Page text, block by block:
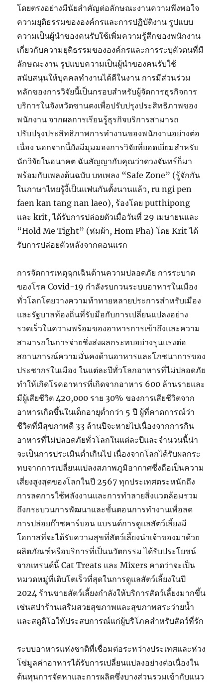
โดยตรงอย่างมีนัยสำคัญต่อลักษณะงานความพึงพอใจ
ความยุติธรรมขององค์กรและการปฏิบัติงาน รูปแบบ
ความเป็นผู้นำของคนรับใช้เพิ่มความรู้สึกของพนักงาน
เกี่ยวกับความยุติธรรมขององค์กรและการระบุตัวตนที่มี
ลักษณะงาน รูปแบบความเป็นผู้นำของคนรับใช้
สนับสนุนให้บุคคลทำงานได้ดีในงาน การมีส่วนร่วม
หลักของการวิจัยนี้เป็นกรอบสำหรับผู้จัดการธุรกิจการ
บริการในจังหวัดซานตงเพื่อปรับปรุงประสิทธิภาพของ
พนักงาน จากผลการเรียนรู้ธุรกิจบริการสามารถ
ปรับปรุงประสิทธิภาพการทำงานของพนักงานอย่างต่อ
เนื่อง นอกจากนี้ยังมีมุมมองการวิจัยที่ยอดเยี่ยมสำหรับ
นักวิจัยในอนาคต ฉันสัญญากับคุณว่าดวงจันทร์ก็มา
พร้อมกับเพลงต้นฉบับ บทเพลง “Safe Zone” (รู้จักกัน
ในภาษาไทยรู้งี้เป็นแฟนกันตั้งนานแล้ว, ru ngi pen
faen kan tang nan laeo), ร้องโดย putthipong
และ krit, ได้รับการปล่อยตัวเมื่อวันที่ 29 เมษายนและ
“Hold Me Tight” (ห่มผ้า, Hom Pha) โดย Krit ได้
รับการปล่อยตัวหลังจากตอนแรก
การจัดการเหตุฉุกเฉินด้านความปลอดภัย การระบาด
ของโรค Covid-19 กำลังรบกวนระบบอาหารในเมือง
ทั่วโลกโดยวางความท้าทายหลายประการสำหรับเมือง
และรัฐบาลท้องถิ่นที่รับมือกับการเปลี่ยนแปลงอย่าง
รวดเร็วในความพร้อมของอาหารการเข้าถึงและความ
สามารถในการจ่ายซึ่งส่งผลกระทบอย่างรุนแรงต่อ
สถานการณ์ความมั่นคงด้านอาหารและโภชนาการของ
ประชากรในเมือง ในแต่ละปีทั่วโลกอาหารที่ไม่ปลอดภัย
ทำให้เกิดโรคอาหารที่เกิดจากอาหาร 600 ล้านรายและ
มีผู้เสียชีวิต 420,000 ราย 30% ของการเสียชีวิตจาก
อาหารเกิดขึ้นในเด็กอายุต่ำกว่า 5 ปี ผู้ที่คาดการณ์ว่า
ชีวิตที่มีสุขภาพดี 33 ล้านปีจะหายไปเนื่องจากการกิน
อาหารที่ไม่ปลอดภัยทั่วโลกในแต่ละปีและจำนวนนี้น่า
จะเป็นการประเมินต่ำเกินไป เนื่องจากโลกได้รับผลกระ
ทบจากการเปลี่ยนแปลงสภาพภูมิอากาศซึ่งถือเป็นความ
เสี่ยงสูงสุดของโลกในปี 2567 ทุกประเทศตระหนักถึง
การลดการใช้พลังงานและการทำลายสิ่งแวดล้อมรวม
ถึงกระบวนการพัฒนาและขั้นตอนการทำงานเพื่อลด
การปล่อยก๊าซคาร์บอน แบรนด์การดูแลสัตว์เลี้ยงมี
โอกาสที่จะได้รับความสุขที่สัตว์เลี้ยงนำเจ้าของมาด้วย
ผลิตภัณฑ์หรือบริการที่เป็นนวัตกรรม ได้รับประโยชน์
จากเทรนด์นี้ Cat Treats และ Mixers คาดว่าจะเป็น
หมวดหมู่ที่เติบโตเร็วที่สุดในการดูแลสัตว์เลี้ยงในปี
2024 ร้านขายสัตว์เลี้ยงกำลังให้บริการสัตว์เลี้ยงมากขึ้น
เช่นสปาร้านเสริมสวยสุขภาพและสุขภาพสระว่ายน้ำ
และสตูดิโอให้ประสบการณ์แก่ผู้บริโภคสำหรับสัตว์ที่รัก
ระบบอาหารแห่งชาติที่เชื่อมต่อระหว่างประเทศและห่วง
โซ่มูลค่าอาหารได้รับการเปลี่ยนแปลงอย่างต่อเนื่องใน
ต้นทุนการจัดหาและการผลิตซึ่งบางส่วนรวมเข้ากับแนว